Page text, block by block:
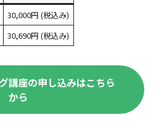
30,000円 (税込み)
30,690円 (税込み)
講座の申し込みはこちら
から